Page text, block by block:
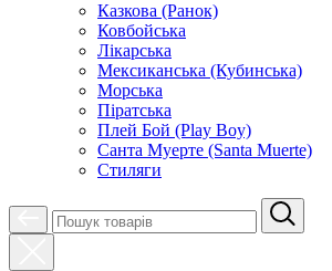
Казкова (Ранок)
Ковбойська
Лікарська
Мексиканська (Кубинська)
Морська
Піратська
Плей Бой (Play Boy)
Санта Муерте (Santa Muerte)
Стиляги